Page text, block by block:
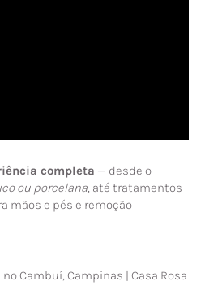
completa — desde o
ou porcelana, até tratamentos
mãos e pés e remoção